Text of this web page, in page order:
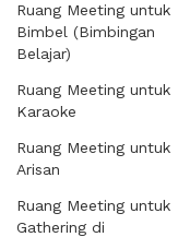
Ruang Meeting untuk
Bimbel (Bimbingan
Belajar)
Ruang Meeting untuk
Karaoke
Ruang Meeting untuk
Arisan
Ruang Meeting untuk
Gathering di